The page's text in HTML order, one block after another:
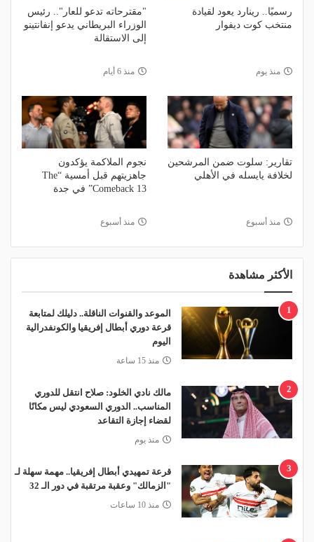
رسميًا.. رينارد يعود لقيادة
منتخب كوت ديفوار
منذ يوم
"مقترحاته تدعو للعار".. رئيس
الوزراء البريطاني يدعو إنفانتينو
إلى الاستقالة
منذ 6 أيام
تقارير: سلوت ضمن المرشحين
لخلافة يايسله في الأهلي
منذ أسبوع
نجوم الملاكمة يؤكدون
جاهزيتهم قبل أمسية “The
Comeback 13” في جدة
منذ أسبوع
الأكثر مشاهدة
1
الموعد والقنوات الناقلة.. دليلك لمتابعة
قرعة دوري أبطال إفريقيا والكونفدرالية
اليوم
منذ 15 ساعة
2
مالك نادي الخلود: صلاح انتقل للدوري
المناسب.. الدوري السعودي ليس مكانًا
لقضاء إجازة التقاعد
منذ يوم
3
قرعة تمهيدي أبطال إفريقيا.. مهمة سهلة لـ
"الزمالك" وعقبة مرتقبة في دور الـ 32
منذ 10 ساعات